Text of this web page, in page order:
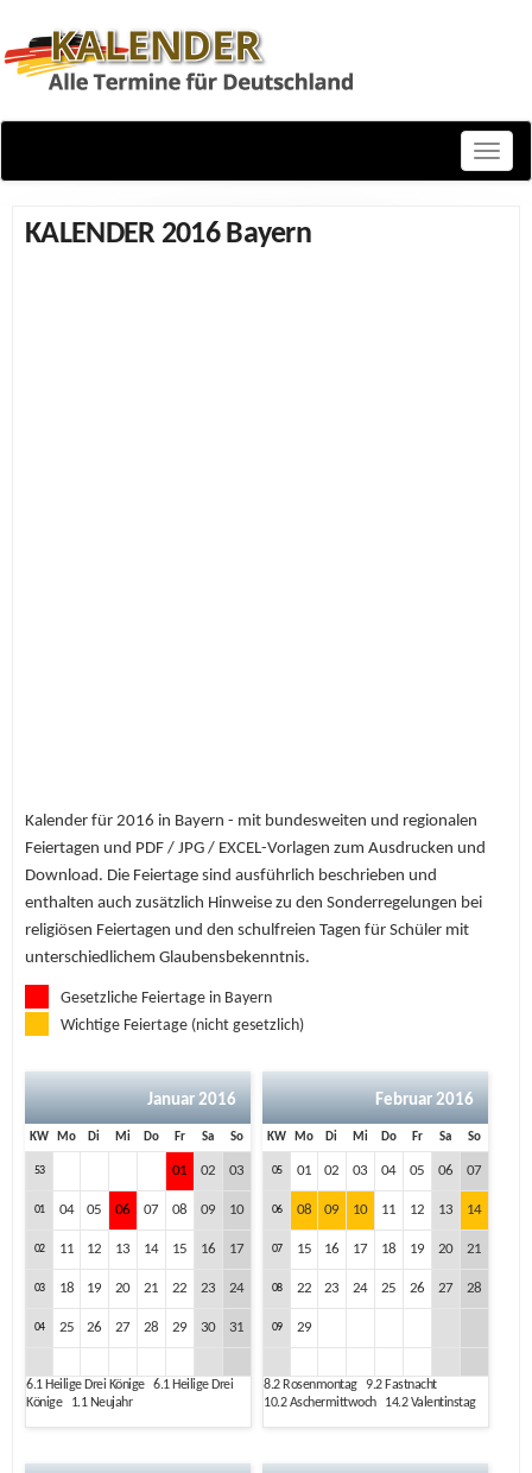
Toggle
KALENDER 2016 Bayern
Kalender für 2016 in Bayern - mit bundesweiten und regionalen
Feiertagen und PDF / JPG / EXCEL-Vorlagen zum Ausdrucken und
Download. Die Feiertage sind ausführlich beschrieben und
enthalten auch zusätzlich Hinweise zu den Sonderregelungen bei
religiösen Feiertagen und den schulfreien Tagen für Schüler mit
unterschiedlichem Glaubensbekenntnis.
Gesetzliche Feiertage in Bayern
Wichtige Feiertage (nicht gesetzlich)
Januar 2016
KW Mo Di Mi Do Fr Sa So
53 01 02 03
01 04 05 06 07 08 09 10
02 11 12 13 14 15 16 17
03 18 19 20 21 22 23 24
04 25 26 27 28 29 30 31
6.1Heilige Drei Könige 6.1Heilige Drei
Könige
1.1Neujahr
Februar 2016
KW Mo Di Mi Do Fr Sa So
05 01 02 03 04 05 06 07
06 08 09 10 11 12 13 14
07 15 16 17 18 19 20 21
08 22 23 24 25 26 27 28
09 29
8.2Rosenmontag 9.2Fastnacht
10.2Aschermittwoch 14.2Valentinstag